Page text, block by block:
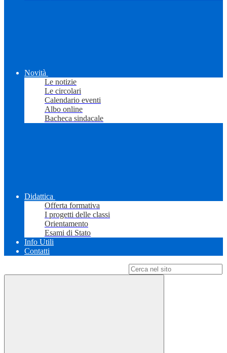
Novità
Le notizie
Le circolari
Calendario eventi
Albo online
Bacheca sindacale
Didattica
Offerta formativa
I progetti delle classi
Orientamento
Esami di Stato
Info Utili
Contatti